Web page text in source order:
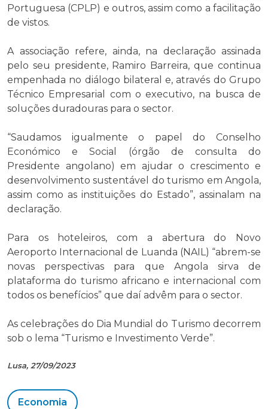
Portuguesa (CPLP) e outros, assim como a facilitação
de vistos.
A associação refere, ainda, na declaração assinada
pelo seu presidente, Ramiro Barreira, que continua
empenhada no diálogo bilateral e, através do Grupo
Técnico Empresarial com o executivo, na busca de
soluções duradouras para o sector.
“Saudamos igualmente o papel do Conselho
Económico e Social (órgão de consulta do
Presidente angolano) em ajudar o crescimento e
desenvolvimento sustentável do turismo em Angola,
assim como as instituições do Estado”, assinalam na
declaração.
Para os hoteleiros, com a abertura do Novo
Aeroporto Internacional de Luanda (NAIL) “abrem-se
novas perspectivas para que Angola sirva de
plataforma do turismo africano e internacional com
todos os benefícios” que daí advêm para o sector.
As celebrações do Dia Mundial do Turismo decorrem
sob o lema “Turismo e Investimento Verde”.
Lusa, 27/09/2023
Economia